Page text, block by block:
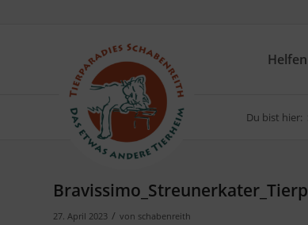
Du bist hier:
27. April 2023 / von schabenreith